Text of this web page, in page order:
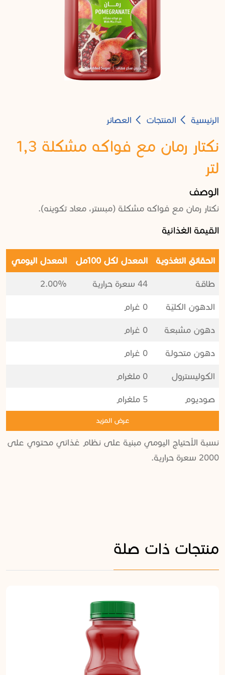
Breadcrumb
الرئيسية المنتجات العصائر
نكتار رمان مع فواكه مشكلة 1,3
لتر
الوصف
نكتار رمان مع فواكه مشكلة (مبستر، معاد تكوينه).
القيمة الغذائية
الحقائق التغذوية المعدل لكل 100مل المعدل اليومي
طاقة 44 سعرة حرارية 2.00%
الدهون الكليّة 0 غرام
دهون مشبعة 0 غرام
دهون متحولة 0 غرام
الكوليسترول 0 ملغرام
صوديوم 5 ملغرام
عرض المزيد
نسبة الأحتياج اليومي مبنية على نظام غذائي محتوي على
2000 سعرة حرارية.
منتجات ذات صلة